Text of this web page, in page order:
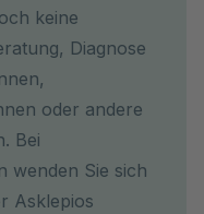
keine
Diagnose
oder andere
Bei
wenden Sie sich
Asklepios